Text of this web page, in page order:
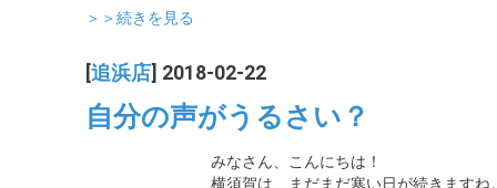
＞＞続きを見る
追浜店 ] 2018-02-22
自分の声がうるさい？
みなさん、こんにちは！
横須賀は、まだまだ寒い日が続きますね